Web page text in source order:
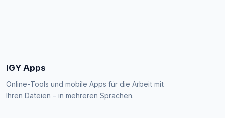
IGY Apps
Online-Tools und mobile Apps für die Arbeit mit
Ihren Dateien – in mehreren Sprachen.